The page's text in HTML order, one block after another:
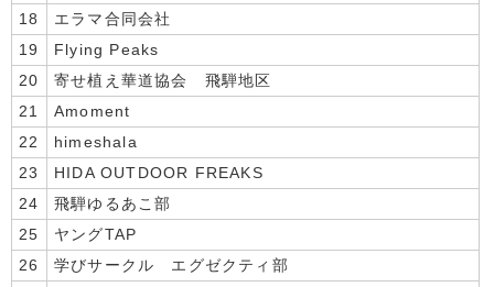
18
エラマ合同会社
19
Flying Peaks
20
寄せ植え華道協会 飛騨地区
21
Amoment
22
himeshala
23
HIDA OUTDOOR FREAKS
24
飛騨ゆるあこ部
25
ヤングTAP
26
学びサークル エグゼクティ部